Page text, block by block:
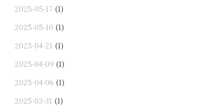
2025-05-17 (1)
2025-05-10 (1)
2025-04-21 (1)
2025-04-09 (1)
2025-04-06 (1)
2025-03-31 (1)